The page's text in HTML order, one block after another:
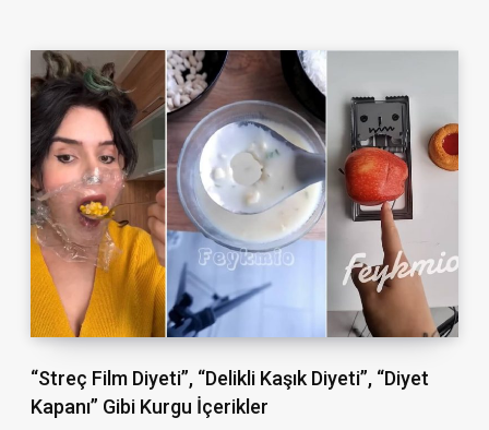
“Streç Film Diyeti”, “Delikli Kaşık Diyeti”, “Diyet
Kapanı” Gibi Kurgu İçerikler